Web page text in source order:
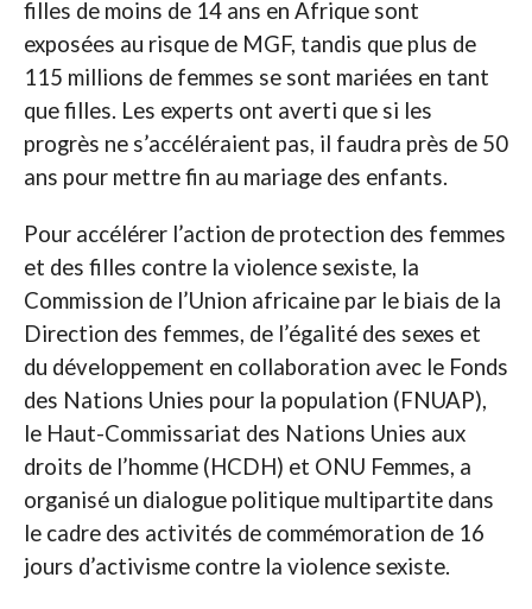
filles de moins de 14 ans en Afrique sont
exposées au risque de MGF, tandis que plus de
115 millions de femmes se sont mariées en tant
que filles. Les experts ont averti que si les
progrès ne s’accéléraient pas, il faudra près de 50
ans pour mettre fin au mariage des enfants.
Pour accélérer l’action de protection des femmes
et des filles contre la violence sexiste, la
Commission de l’Union africaine par le biais de la
Direction des femmes, de l’égalité des sexes et
du développement en collaboration avec le Fonds
des Nations Unies pour la population (FNUAP),
le Haut-Commissariat des Nations Unies aux
droits de l’homme (HCDH) et ONU Femmes, a
organisé un dialogue politique multipartite dans
le cadre des activités de commémoration de 16
jours d’activisme contre la violence sexiste.